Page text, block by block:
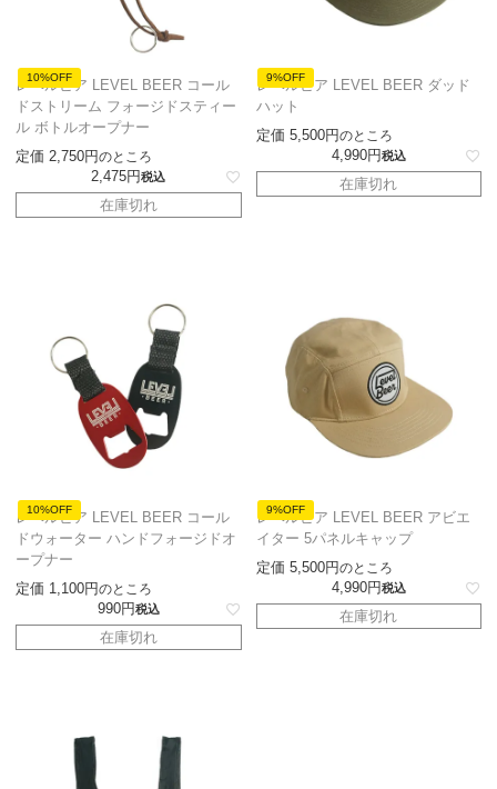
10%OFF
レベルビア LEVEL BEER コール
ドストリーム フォージドスティー
ル ボトルオープナー
定価 2,750 のところ
2,475 税込
在庫切れ
9%OFF
レベルビア LEVEL BEER ダッド
ハット
定価 5,500 のところ
4,990 税込
在庫切れ
10%OFF
レベルビア LEVEL BEER コール
ドウォーター ハンドフォージドオ
ープナー
定価 1,100 のところ
990 税込
在庫切れ
9%OFF
レベルビア LEVEL BEER アビエ
イター 5パネルキャップ
定価 5,500 のところ
4,990 税込
在庫切れ